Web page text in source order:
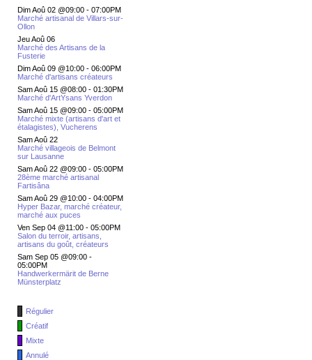
Dim Aoû 02 @09:00 - 07:00PM
Marché artisanal de Villars-sur-
Ollon
Jeu Aoû 06
Marché des Artisans de la
Fusterie
Dim Aoû 09 @10:00 - 06:00PM
Marché d'artisans créateurs
Sam Aoû 15 @08:00 - 01:30PM
Marché d'ArtYsans Yverdon
Sam Aoû 15 @09:00 - 05:00PM
Marché mixte (artisans d'art et
étalagistes), Vucherens
Sam Aoû 22
Marché villageois de Belmont
sur Lausanne
Sam Aoû 22 @09:00 - 05:00PM
28ème marché artisanal
Fartisâna
Sam Aoû 29 @10:00 - 04:00PM
Hyper Bazar, marché créateur,
marché aux puces
Ven Sep 04 @11:00 - 05:00PM
Salon du terroir, artisans,
artisans du goût, créateurs
Sam Sep 05 @09:00 -
05:00PM
Handwerkermärit de Berne
Münsterplatz
Régulier
Créatif
Mixte
Annulé